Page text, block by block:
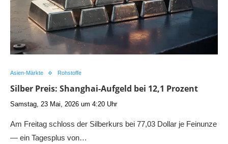
Asien-Märkte Rohstoffe
Silber Preis: Shanghai-Aufgeld bei 12,1 Prozent
Samstag, 23 Mai, 2026 um 4:20 Uhr
Am Freitag schloss der Silberkurs bei 77,03 Dollar je Feinunze
— ein Tagesplus von…